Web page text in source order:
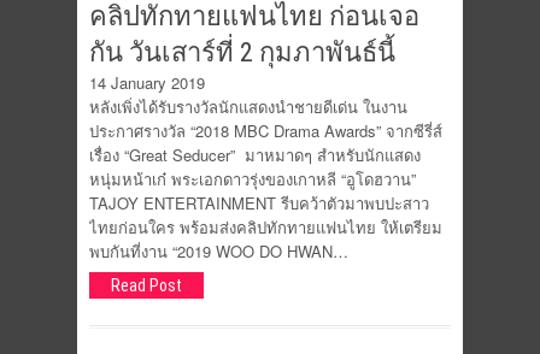
คลิปทักทายแฟนไทย ก่อนเจอ
กัน วันเสาร์ที่ 2 กุมภาพันธ์นี้
14 January 2019
หลังเพิ่งได้รับรางวัลนักแสดงนำชายดีเด่น ในงาน
ประกาศรางวัล “2018 MBC Drama Awards” จากซีรี่ส์
เรื่อง “Great Seducer” มาหมาดๆ สำหรับนักแสดง
หนุ่มหน้าเก๋ พระเอกดาวรุ่งของเกาหลี “อูโดฮวาน”
TAJOY ENTERTAINMENT รีบคว้าตัวมาพบปะสาว
ไทยก่อนใคร พร้อมส่งคลิปทักทายแฟนไทย ให้เตรียม
พบกันที่งาน “2019 WOO DO HWAN…
Read Post